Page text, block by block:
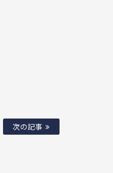
次の記事